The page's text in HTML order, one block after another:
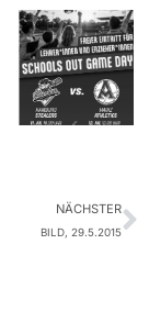
NÄCHSTER
BILD, 29.5.2015